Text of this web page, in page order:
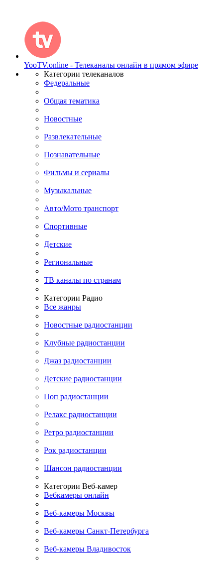
YooTV.online - Телеканалы онлайн в прямом эфире
Категории телеканалов
Федеральные
Общая тематика
Новостные
Развлекательные
Познавательные
Фильмы и сериалы
Музыкальные
Авто/Мото транспорт
Спортивные
Детские
Региональные
ТВ каналы по странам
Категории Радио
Все жанры
Новостные радиостанции
Клубные радиостанции
Джаз радиостанции
Детские радиостанции
Поп радиостанции
Релакс радиостанции
Ретро радиостанции
Рок радиостанции
Шансон радиостанции
Категории Веб-камер
Вебкамеры онлайн
Веб-камеры Москвы
Веб-камеры Санкт-Петербурга
Веб-камеры Владивосток